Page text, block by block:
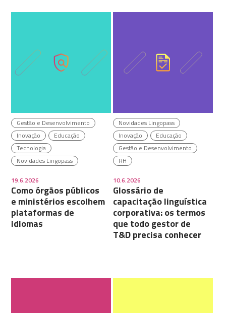
Gestão e Desenvolvimento
Inovação
Educação
Tecnologia
Novidades Lingopass
19.6.2026
Como órgãos públicos
e ministérios escolhem
plataformas de
idiomas
Novidades Lingopass
Inovação
Educação
Gestão e Desenvolvimento
RH
10.6.2026
Glossário de
capacitação linguística
corporativa: os termos
que todo gestor de
T&D precisa conhecer